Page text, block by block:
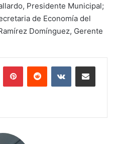
Presidente Municipal;
de Economía del
Domínguez, Gerente
PinterestReddit VKontakteCompartir por